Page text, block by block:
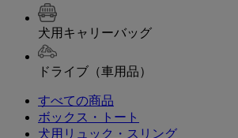
犬用キャリーバッグ
ドライブ（車用品）
すべての商品
ボックス・トート
犬用リュック・スリング